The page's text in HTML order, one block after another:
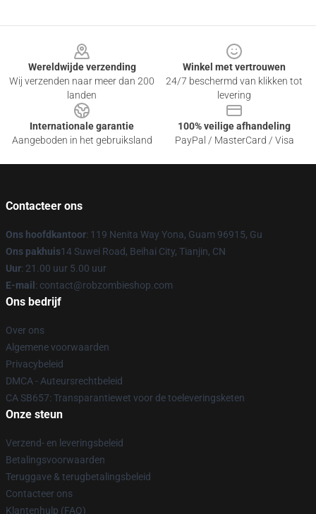
Wereldwijde verzending
Wij verzenden naar meer dan 200
landen
Winkel met vertrouwen
24/7 beschermd van klikken tot
levering
Internationale garantie
Aangeboden in het gebruiksland
100% veilige afhandeling
PayPal / MasterCard / Visa
Contacteer ons
Ons hoofdkantoor: 119 Nenita Way Yona, Guam 96915, Gu
Ons pakhuis14 Suwei Road, Beihai City, Tianjin, CN
Uur: 21.00 uur 5.00 uur
E-mail : contact@robzombieshop.com
Ons bedrijf
Over ons
Algemene voorwaarden
Privacybeleid
DMCA - Auteursrechtbeleid
CA SB657: Transparantiewet voor de toeleveringsketen
Onze steun
Verzend- en leveringsbeleid
Betalingsvoorwaarden
Teruggave & terugbetalingsbeleid
Contacteer ons
Klantenhulp (FAQ)